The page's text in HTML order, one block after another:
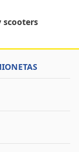
scooters